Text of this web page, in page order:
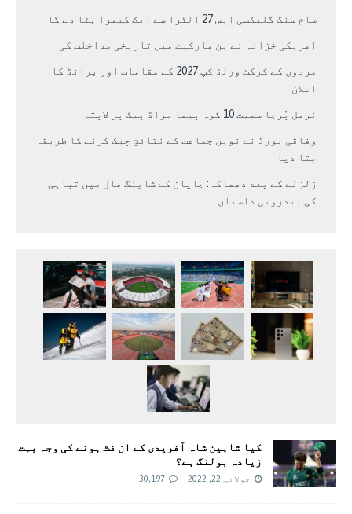
سام سنگ گلیکسی ایس 27 الٹرا سے ایک کیمرا ہٹا دے گا.
امریکی خزانہ نے ین مارکیٹ میں تاریخی مداخلت کی
مردوں کے کرکٹ ورلڈ کپ 2027 کے مقامات اور برانڈ کا
اعلان
نرمل پُرجا سمیت 10 کوہ پیما براڈ پیک پر لاپتہ
وفاقی بورڈ نے نویں جماعت کے نتائج چیک کرنے کا طریقہ
بتا دیا
زلزلے کے بعد دھماکہ: جاپان کے شاپنگ مال میں تباہی
کی اندرونی داستان
کیا شاہین شاہ آفریدی کے ان فٹ ہونے کی وجہ بہت
زیادہ بولنگ ہے؟
جولائی 22, 2022 30,197